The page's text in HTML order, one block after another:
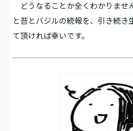
どうなることか全くわかりませ
と苔とバジルの続報を、引き続き
て頂ければ幸いです。